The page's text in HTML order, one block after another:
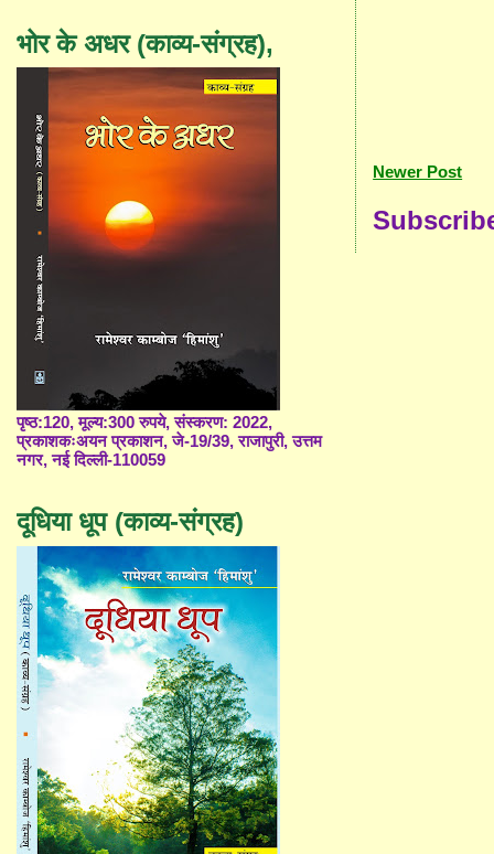
Newer Post
भोर के अधर (काव्य-संग्रह),
पृष्ठ:120, मूल्य:300 रुपये, संस्करण: 2022,
प्रकाशकःअयन प्रकाशन, जे-19/39, राजापुरी, उत्तम
नगर, नई दिल्ली-110059
दूधिया धूप (काव्य-संग्रह)